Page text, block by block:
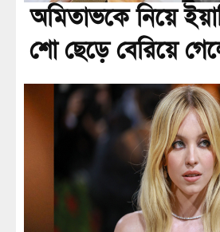
অমিতাভকে নিয়ে
শো ছেড়ে বেরিয়ে